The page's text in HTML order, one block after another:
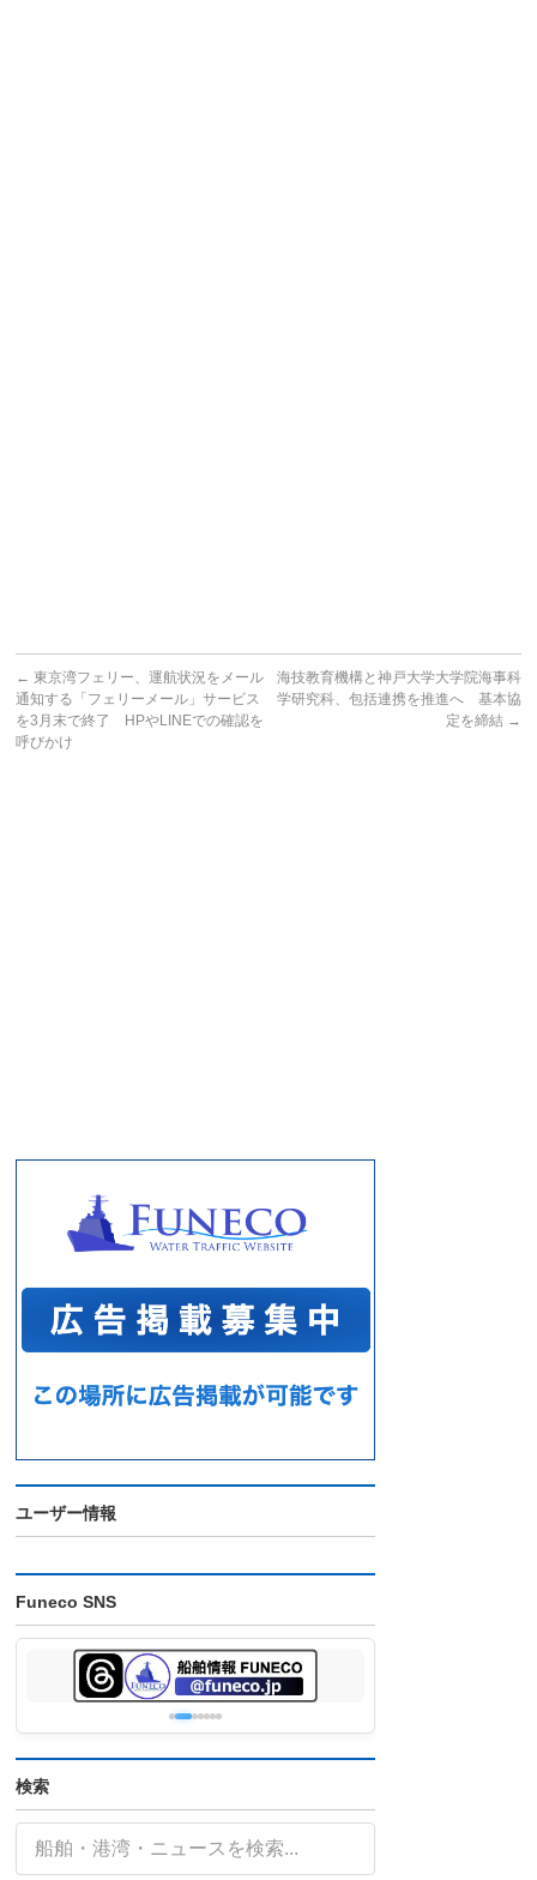
← 東京湾フェリー、運航状況をメール
通知する「フェリーメール」サービス
を3月末で終了 HPやLINEでの確認を
呼びかけ
海技教育機構と神戸大学大学院海事科
学研究科、包括連携を推進へ 基本協
定を締結 →
ユーザー情報
Funeco SNS
検索